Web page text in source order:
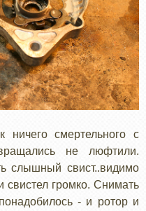
ничего смертельного с
не люфтили.
слышный свист..видимо
свистел громко. Снимать
- и ротор и